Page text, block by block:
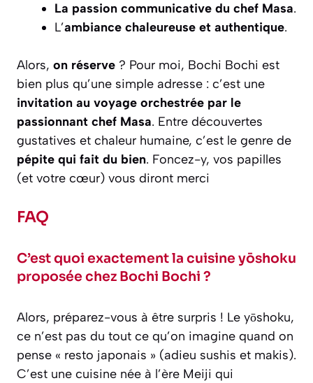
La passion communicative du chef Masa.
L’ambiance chaleureuse et authentique.
Alors, on réserve ? Pour moi, Bochi Bochi est
bien plus qu’une simple adresse : c’est une
invitation au voyage orchestrée par le
passionnant chef Masa. Entre découvertes
gustatives et chaleur humaine, c’est le genre de
pépite qui fait du bien. Foncez-y, vos papilles
(et votre cœur) vous diront merci
FAQ
C’est quoi exactement la cuisine yōshoku
proposée chez Bochi Bochi ?
Alors, préparez-vous à être surpris ! Le yōshoku,
ce n’est pas du tout ce qu’on imagine quand on
pense « resto japonais » (adieu sushis et makis).
C’est une cuisine née à l’ère Meiji qui